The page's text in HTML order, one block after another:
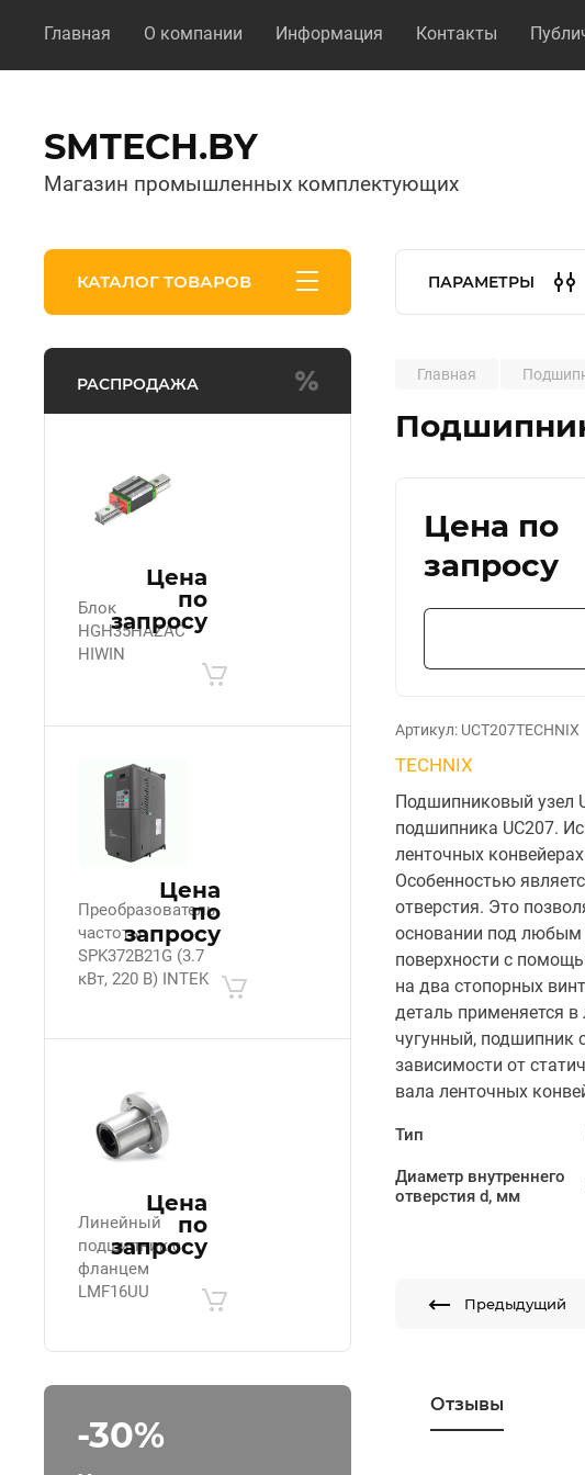
Главная О компании Информация Контакты
SMTECH.BY
Магазин промышленных комплектующих
КАТАЛОГ ТОВАРОВ ПАРАМЕТРЫ
РАСПРОДАЖА
Блок
HGH35HAZAC
HIWIN
Цена
по
запросу
Преобразователь
частоты
SPK372B21G (3.7
кВт, 220 В) INTEK
Цена
по
запросу
Линейный
подшипник с
фланцем
LMF16UU
Цена
по
запросу
-30%
Главная
Цена по
запросу
Артикул: UCT207TECHNIX
TECHNIX
Подшипниковый узел
подшипника UC207.
ленточных
Особенностью
отверстия. Это
основании под любым
поверхности с
на два стопорных
деталь применяется
чугунный, подшипник
зависимости от
вала ленточных
Тип
Диаметр внутреннего
отверстия d, мм
Предыдущий
Отзывы